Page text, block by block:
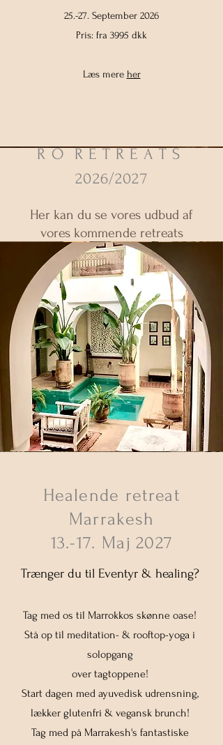
R O R E T R E A T S
2026/2027
25.-27. September 2026
Pris: fra 3995 dkk
Læs mere her
Her kan du se vores udbud af
vores kommende retreats
Healende retreat
Marrakesh
13.-17. Maj 2027
Trænger du til Eventyr & healing?
Tag med os til Marrokkos skønne oase!
Stå op til meditation- & rooftop-yoga i
solopgang
over tagtoppene!
Start dagen med ayuvedisk udrensning,
lækker glutenfri & vegansk brunch!
Tag med på Marrakesh's fantastiske